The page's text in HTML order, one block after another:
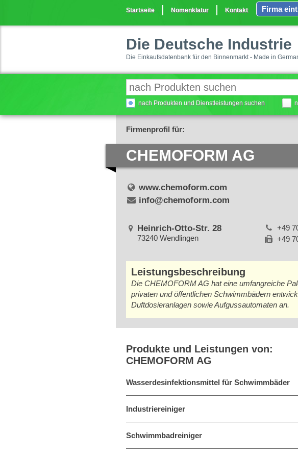
Startseite Nomenklatur Kontakt Firma
Die Deutsche Industrie
Die Einkaufsdatenbank für den Binnenmarkt - Made in
nach Produkten und Dienstleistungen suchen
Firmenprofil für:
CHEMOFORM AG
www.chemoform.com
info@chemoform.com
Heinrich-Otto-Str. 28
73240 Wendlingen
+49
+49
Leistungsbeschreibung
Die CHEMOFORM AG hat eine umfangreiche
privaten und öffentlichen Schwimmbädern
Duftdosieranlagen sowie Aufgussautomaten an.
Produkte und Leistungen von:
CHEMOFORM AG
Wasserdesinfektionsmittel für Schwimmbäder
Industriereiniger
Schwimmbadreiniger